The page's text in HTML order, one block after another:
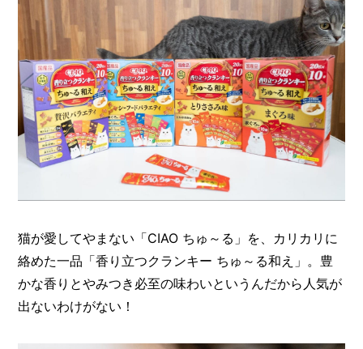
猫が愛してやまない「CIAO ちゅ～る」を、カリカリに
絡めた一品「香り立つクランキー ちゅ～る和え」。豊
かな香りとやみつき必至の味わいというんだから人気が
出ないわけがない！